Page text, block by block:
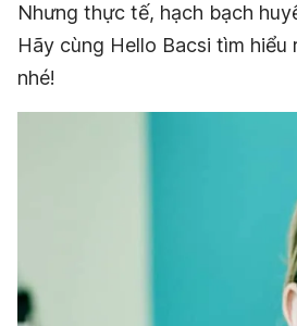
Nhưng thực tế, hạch bạch
Hãy cùng Hello Bacsi tìm
nhé!